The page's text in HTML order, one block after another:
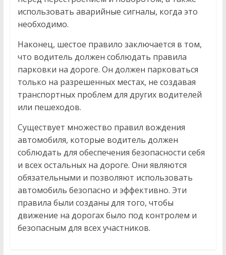
использовать аварийные сигналы, когда это
необходимо.
Наконец, шестое правило заключается в том,
что водитель должен соблюдать правила
парковки на дороге. Он должен парковаться
только на разрешенных местах, не создавая
транспортных проблем для других водителей
или пешеходов.
Существует множество правил вождения
автомобиля, которые водитель должен
соблюдать для обеспечения безопасности себя
и всех остальных на дороге. Они являются
обязательными и позволяют использовать
автомобиль безопасно и эффективно. Эти
правила были созданы для того, чтобы
движение на дорогах было под контролем и
безопасным для всех участников.